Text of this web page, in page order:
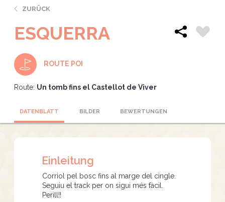
ZURÜCK
ESQUERRA
ROUTE POI
Route: Un tomb fins el Castellot de Viver
DATENBLATT BILDER BEWERTUNGEN
Einleitung
Corriol pel bosc fins al marge del cingle.
Seguiu el track per on sigui més fàcil.
Perill!!